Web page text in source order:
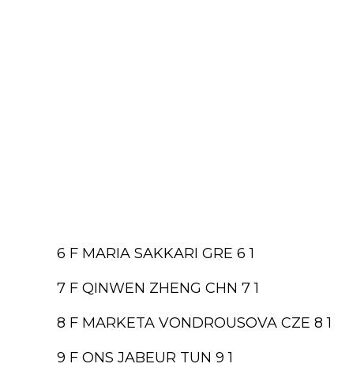
6 F MARIA SAKKARI GRE 6 1
7 F QINWEN ZHENG CHN 7 1
8 F MARKETA VONDROUSOVA CZE 8 1
9 F ONS JABEUR TUN 9 1